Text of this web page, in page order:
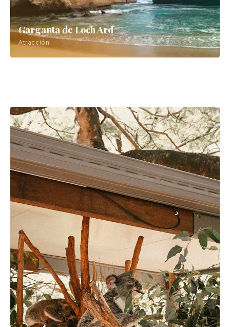
Garganta de Loch Ard
Atracción
Arco de Londres
Atracción